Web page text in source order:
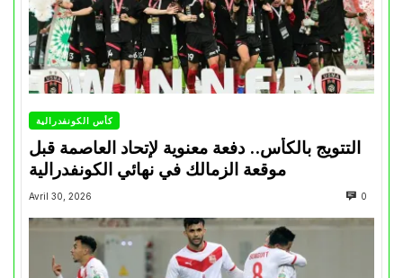
كأس الكونفدرالية
التتويج بالكأس.. دفعة معنوية لإتحاد العاصمة قبل
موقعة الزمالك في نهائي الكونفدرالية
Avril 30, 2026 0